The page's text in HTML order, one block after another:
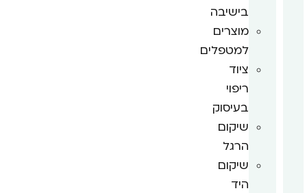
בישיבה
מוצרים
למטפלים
ציוד
ריפוי
בעיסוק
שיקום
הרגל
שיקום
היד